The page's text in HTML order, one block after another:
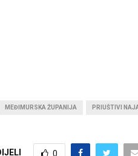
MEĐIMURSKA ŽUPANIJA PRIUŠTIVI
0